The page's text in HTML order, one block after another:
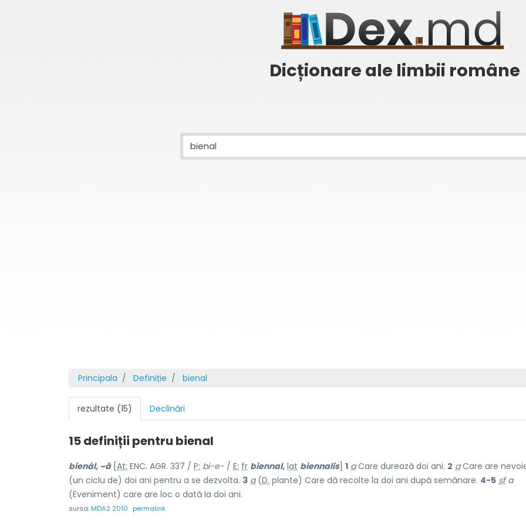
Dicționare ale limbii române
Principala Definiție bienal
rezultate (15) Declinări
15 definiții pentru bienal
bienál, ~ă[ At: ENC. AGR. 337 / P: bi-e- / E: fr biennal, lat biennalis] 1 aCare durează doi ani. 2 aCare are
(un ciclu de) doi ani pentru a se dezvolta. 3 a(D. plante) Care dă recolte la doi ani după semănare. 4-5 sfa
(Eveniment) care are loc o dată la doi ani.
sursa:MDA2 2010 permalink